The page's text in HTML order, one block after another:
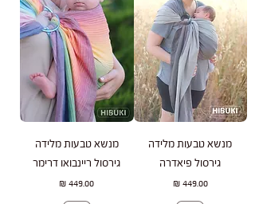
מנשא טבעות מלידה
גירסול פיאדרה
מחיר‏449.00 ‏₪
מנשא טבעות מלידה
גירסול ריינבואו דרימר
מחיר